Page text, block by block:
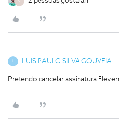
C
L LUIS PAULO SILVA GOUVEIA
Pretendo cancelar assinatura Eleven